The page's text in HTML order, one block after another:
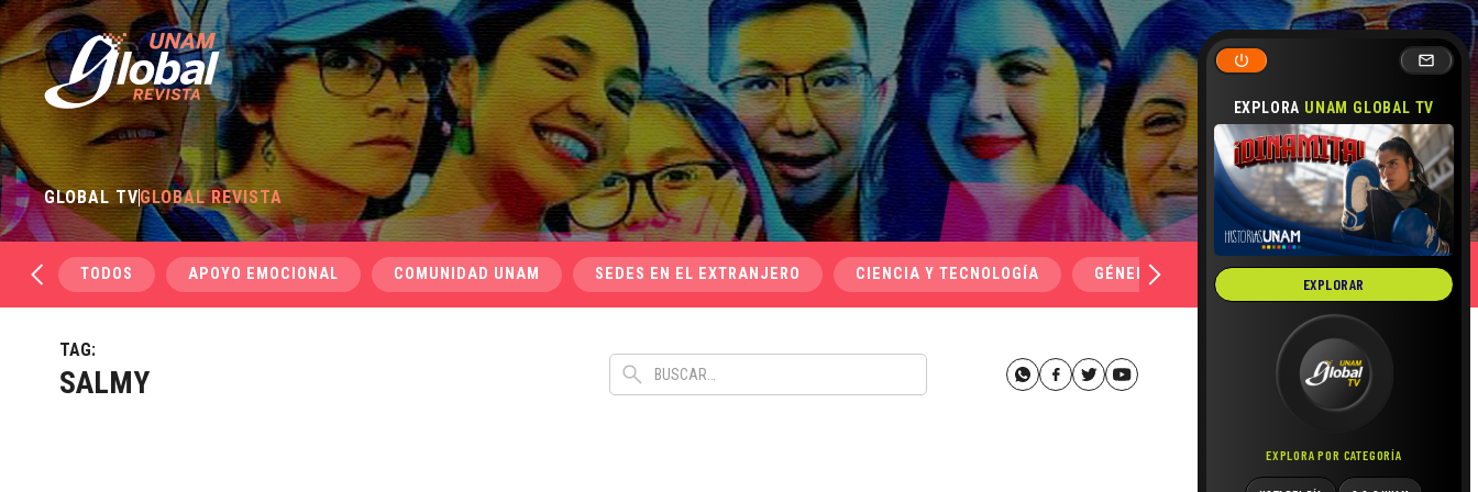
EXPLORA UNAM GLOBAL TV
EXPLORAR
EXPLORA POR CATEGORÍA
GLOBAL TVGLOBAL REVISTA
TODOS APOYO EMOCIONAL COMUNIDAD UNAM SEDES EN EL EXTRANJERO CIENCIA Y TECNOLOGÍA GÉNERO Y SEXUALIDAD SALUD
TAG:
SALMY